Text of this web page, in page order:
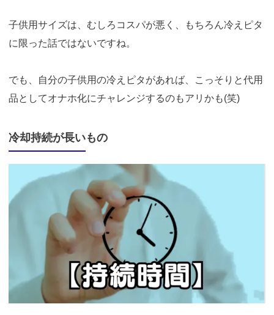
子供用サイズは、むしろコスパが悪く、もちろん冷えピタ
に限った話ではないですね。
でも、自分の子供用の冷えピタがあれば、こっそりと代用
品としてオナホ化にチャレンジするのもアリかも(笑)
冷却持続が長いもの